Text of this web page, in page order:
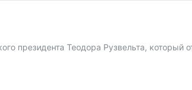
президента Теодора Рузвельта, который